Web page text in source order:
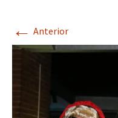
← Anterior